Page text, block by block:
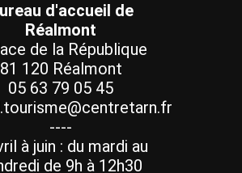
d'accueil de
Réalmont
de la République
81 120 Réalmont
05 63 79 05 45
----
à juin : du mardi au
de 9h à 12h30